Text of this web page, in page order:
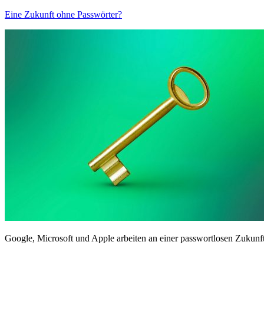
Eine Zukunft ohne Passwörter?
Google, Microsoft und Apple arbeiten an einer passwortlosen